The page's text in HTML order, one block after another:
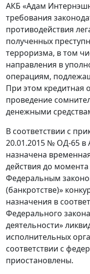
АКБ «Адам
требования
противодействия
полученных
терроризма, в том
направления в
операциям,
При этом кредитная
проведение
денежными
В соответствии с
20.01.2015 № ОД-65
назначена
действия до момента
Федеральным
(банкротстве)»
назначения в
Федерального
деятельности»
исполнительных
соответствии с
приостановлены.